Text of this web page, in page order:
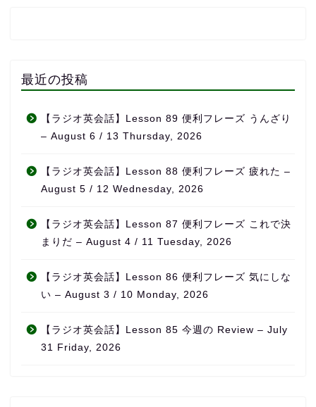
最近の投稿
【ラジオ英会話】Lesson 89 便利フレーズ うんざり
– August 6 / 13 Thursday, 2026
【ラジオ英会話】Lesson 88 便利フレーズ 疲れた –
August 5 / 12 Wednesday, 2026
【ラジオ英会話】Lesson 87 便利フレーズ これで決
まりだ – August 4 / 11 Tuesday, 2026
【ラジオ英会話】Lesson 86 便利フレーズ 気にしな
い – August 3 / 10 Monday, 2026
【ラジオ英会話】Lesson 85 今週の Review – July
31 Friday, 2026